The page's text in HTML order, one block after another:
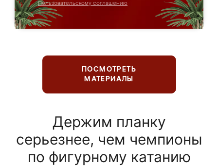
Пользовательскому соглашению
ПОСМОТРЕТЬ
МАТЕРИАЛЫ
Держим планку
серьезнее, чем чемпионы
по фигурному катанию